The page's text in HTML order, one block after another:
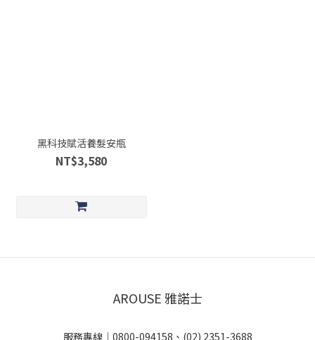
黑科技賦活養髮安瓶
NT$3,580
AROUSE 雅諾士
服務專線｜0800-094158、(02) 2351-3688